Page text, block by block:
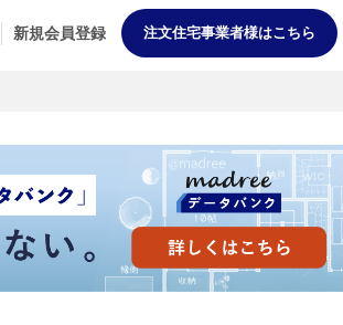
新規会員登録 注文住宅事業者様はこちら